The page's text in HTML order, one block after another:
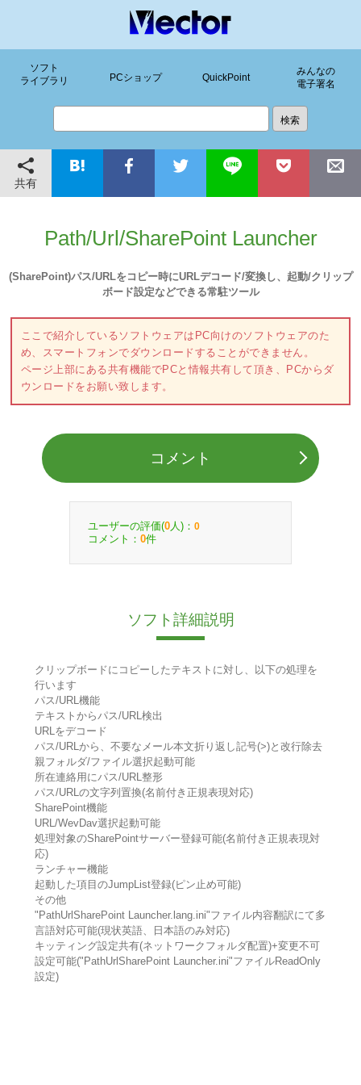
ソフト
ライブラリ
PCショップ QuickPoint
みんなの
電子署名
共有
Path/Url/SharePoint Launcher
(SharePoint)パス/URLをコピー時にURLデコード/変換し、起動/クリップ
ボード設定などできる常駐ツール
ここで紹介しているソフトウェアはPC向けのソフトウェアのた
め、スマートフォンでダウンロードすることができません。
ページ上部にある共有機能でPCと情報共有して頂き、PCからダ
ウンロードをお願い致します。
コメント
ユーザーの評価(0 人)： 0
コメント： 0件
ソフト詳細説明
クリップボードにコピーしたテキストに対し、以下の処理を
行います
パス/URL機能
テキストからパス/URL検出
URLをデコード
パス/URLから、不要なメール本文折り返し記号(>)と改行除去
親フォルダ/ファイル選択起動可能
所在連絡用にパス/URL整形
パス/URLの文字列置換(名前付き正規表現対応)
SharePoint機能
URL/WevDav選択起動可能
処理対象のSharePointサーバー登録可能(名前付き正規表現対
応)
ランチャー機能
起動した項目のJumpList登録(ピン止め可能)
その他
"PathUrlSharePoint Launcher.lang.ini"ファイル内容翻訳にて多
言語対応可能(現状英語、日本語のみ対応)
キッティング設定共有(ネットワークフォルダ配置)+変更不可
設定可能("PathUrlSharePoint Launcher.ini"ファイルReadOnly
設定)